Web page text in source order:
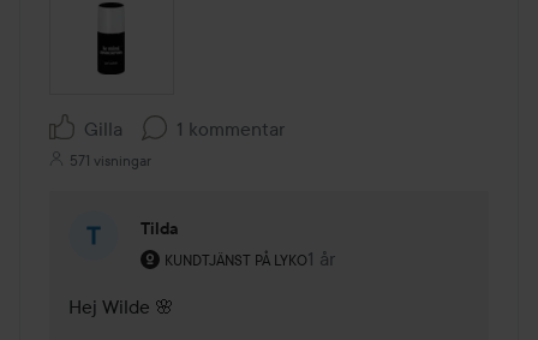
Gilla 1 kommentar
571 visningar
Tilda
KUNDTJÄNST PÅ LYKO
Användarens roll: Kundtjänst på Lyko.
1 år
Kommentaren lades 1 år
Hej Wilde 🌸